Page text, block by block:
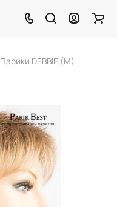
Парики DEBBIE (M)